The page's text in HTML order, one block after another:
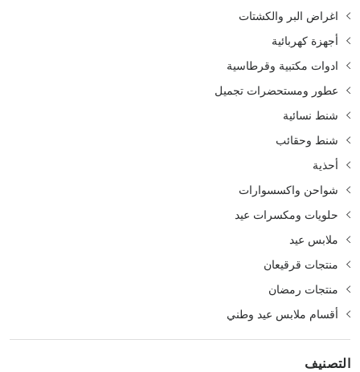
اغراض البر والكشتات
أجهزة كهربائية
ادوات مكتبية وقرطاسية
عطور ومستحضرات تجميل
شنط نسائية
شنط وحقائب
أحذية
شواحن واكسسوارات
حلويات ومكسرات عيد
ملابس عيد
منتجات قرقيعان
منتجات رمضان
أقسام ملابس عيد وطني
التصنيف